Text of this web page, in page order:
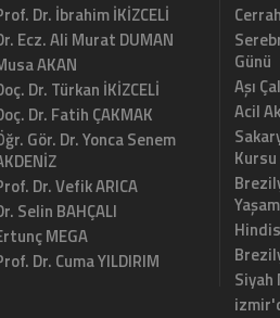
Dr. İbrahim İKİZCELİ
Ecz. Ali Murat DUMAN
AKAN
Dr. Türkan İKİZCELİ
Dr. Fatih ÇAKMAK
Gör. Dr. Yonca Senem
Dr. Vefik ARICA
Selin BAHÇALI
MEGA
Dr. Cuma YILDIRIM
Günü
Aşı
Acil
Kursu
Yaşam